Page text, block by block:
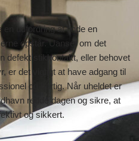
udfordring at finde en
opstår. Uanset om det
defekt stikkontakt, eller behovet
er det vigtigt at have adgang til
og hurtig. Når uheldet er
redde dagen og sikre, at
og sikkert.